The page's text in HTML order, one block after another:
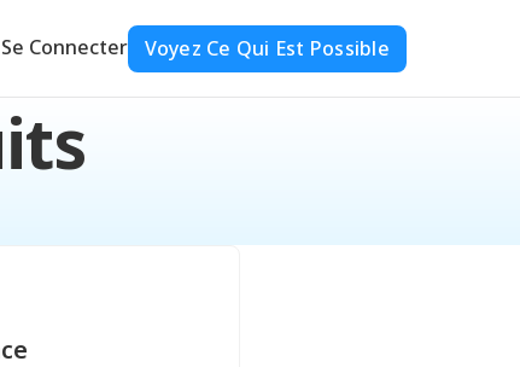
Se Connecter Voyez Ce Qui Est Possible